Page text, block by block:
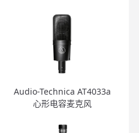
Audio-Technica AT4033a
心形电容麦克风